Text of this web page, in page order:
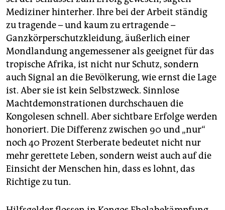
Mediziner hinterher. Ihre bei der Arbeit ständig
zu tragende – und kaum zu ertragende –
Ganzkörperschutzkleidung, äußerlich einer
Mondlandung angemessener als geeignet für das
tropische Afrika, ist nicht nur Schutz, sondern
auch Signal an die Bevölkerung, wie ernst die Lage
ist. Aber sie ist kein Selbstzweck. Sinnlose
Machtdemonstrationen durchschauen die
Kongolesen schnell. Aber sichtbare Erfolge werden
honoriert. Die Differenz zwischen 90 und „nur“
noch 40 Prozent Sterberate bedeutet nicht nur
mehr gerettete Leben, sondern weist auch auf die
Einsicht der Menschen hin, dass es lohnt, das
Richtige zu tun.